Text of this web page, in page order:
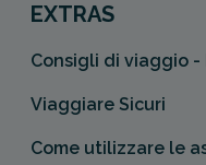
EXTRAS
Consigli di viaggio -
Viaggiare Sicuri
Come utilizzare le